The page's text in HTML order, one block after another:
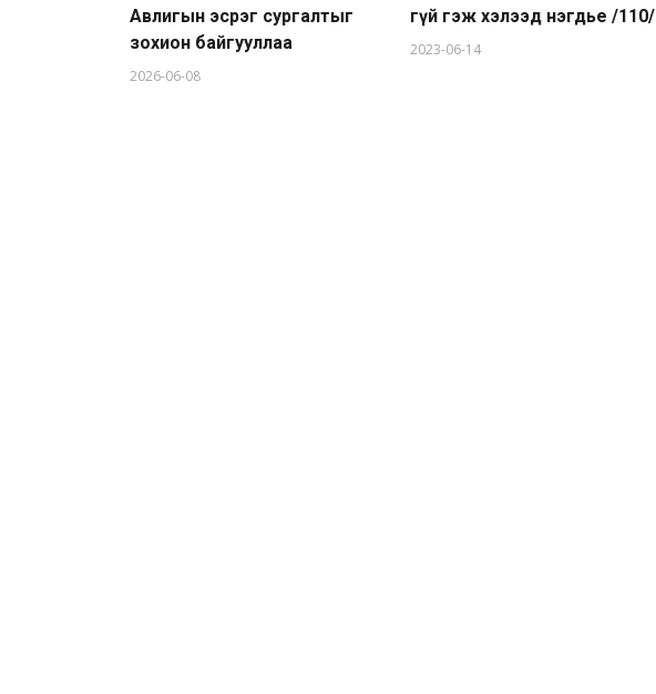
Авлигын эсрэг сургалтыг
зохион байгууллаа
2026-06-08
Үгүй гэж хэлээд нэгдье /110/
2023-06-14